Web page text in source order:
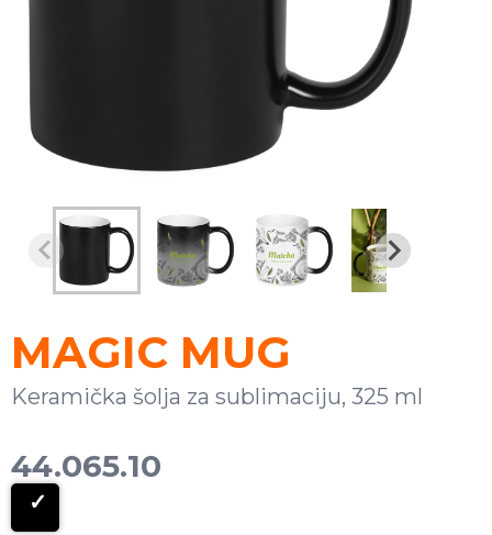
MAGIC MUG
Keramička šolja za sublimaciju, 325 ml
44.065.10